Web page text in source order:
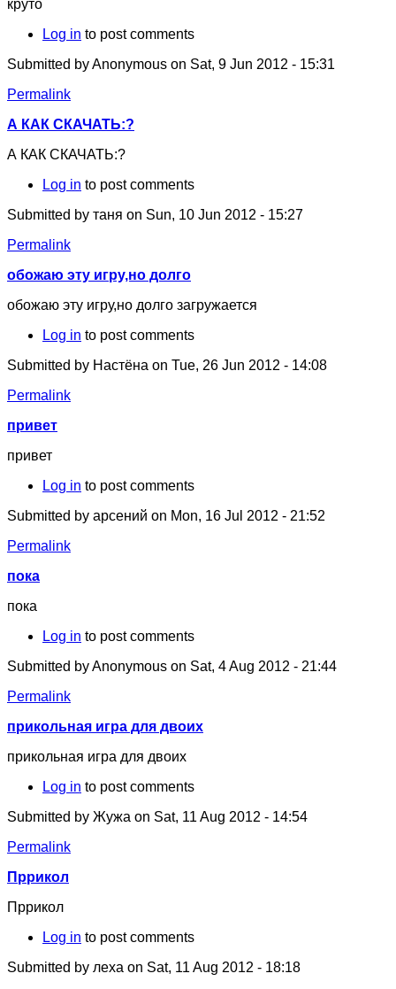
круто
Log in to post comments
Submitted byAnonymous on Sat, 9 Jun 2012 - 15:31
Permalink
А КАК СКАЧАТЬ:?
А КАК СКАЧАТЬ:?
Log in to post comments
Submitted by таня on Sun, 10 Jun 2012 - 15:27
Permalink
обожаю эту игру,но долго
обожаю эту игру,но долго загружается
Log in to post comments
Submitted by Настёна on Tue, 26 Jun 2012 - 14:08
Permalink
привет
привет
Log in to post comments
Submitted by арсений on Mon, 16 Jul 2012 - 21:52
Permalink
пока
пока
Log in to post comments
Submitted byAnonymous on Sat, 4 Aug 2012 - 21:44
Permalink
прикольная игра для двоих
прикольная игра для двоих
Log in to post comments
Submitted by Жужа on Sat, 11 Aug 2012 - 14:54
Permalink
Пррикол
Пррикол
Log in to post comments
Submitted by леха on Sat, 11 Aug 2012 - 18:18